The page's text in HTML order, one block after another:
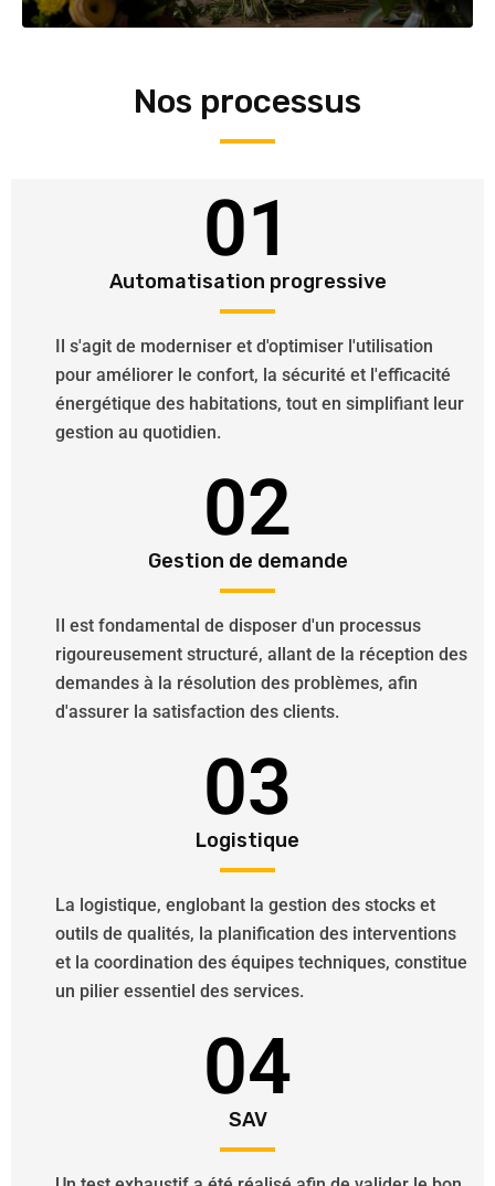
Nos processus
01
Automatisation progressive
Il s'agit de moderniser et d'optimiser l'utilisation
pour améliorer le confort, la sécurité et l'efficacité
énergétique des habitations, tout en simplifiant leur
gestion au quotidien.
02
Gestion de demande
Il est fondamental de disposer d'un processus
rigoureusement structuré, allant de la réception des
demandes à la résolution des problèmes, afin
d'assurer la satisfaction des clients.
03
Logistique
La logistique, englobant la gestion des stocks et
outils de qualités, la planification des interventions
et la coordination des équipes techniques, constitue
un pilier essentiel des services.
04
SAV